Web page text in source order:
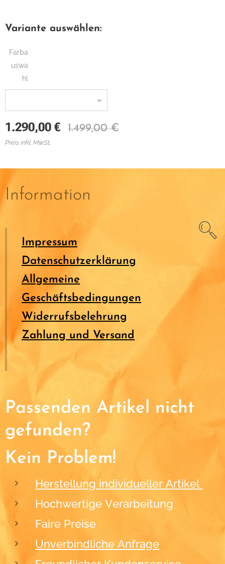
Variante auswählen:
Farba
uswa
hl
1.290,00 € 1.499,00€
Preis inkl. MwSt.
Information
Impressum
Datenschutzerklärung
Allgemeine
Geschäftsbedingungen
Widerrufsbelehrung
Zahlung und Versand
Passenden Artikel nicht
gefunden?
Kein Problem!
Herstellung individueller Artikel
Hochwertige Verarbeitung
Faire Preise
Unverbindliche Anfrage